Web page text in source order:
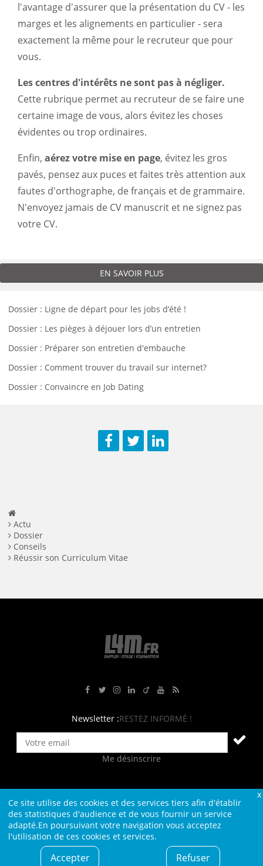
Ce site utilise des cookies et des services tiers afin d'établir
des statistiques d'audience et de vous fournir un service
adapté.En poursuivant votre navigation vous acceptez
l'utilisation de ces cookies et services.
Accepter Refuser
l'avantage d'assurer que la présentation du CV - les
marges et les alignements en particulier - sera
exactement la même pour le recruteur que pour
vous.
Les centres d'intérêts ne sont pas à négliger.
Cette rubrique permet au recruteur de se faire une
certaine image de vous, alors évitez les choses
évidentes ou trop ordinaires.
Enfin, aérez votre mise en page, évitez les gros
pavés, pensez aux puces et faites très attention aux
fautes d'orthographe, de français et de grammaire.
N'envoyez jamais de CV manuscrit et ne signez pas
votre CV.
EN SAVOIR PLUS
Dossier : Ligne de départ pour les jobs d’été !
Dossier : Les pièges à déjouer lors d’un entretien
Dossier : Préparer son entretien d'embauche
Dossier : Comment trouver du travail sur internet?
Dossier : Convaincre en Job Dating
Actu
Dossier
Conseils
Réussir son Curriculum Vitae
Newsletter :RESTEZ INFORMÉ !
Me désinscrire
Contact Plan du site Qui sommes-nous ?
Liens
Charte L4M
Conditions Générales
Cookies et confidentialité
Informations légales